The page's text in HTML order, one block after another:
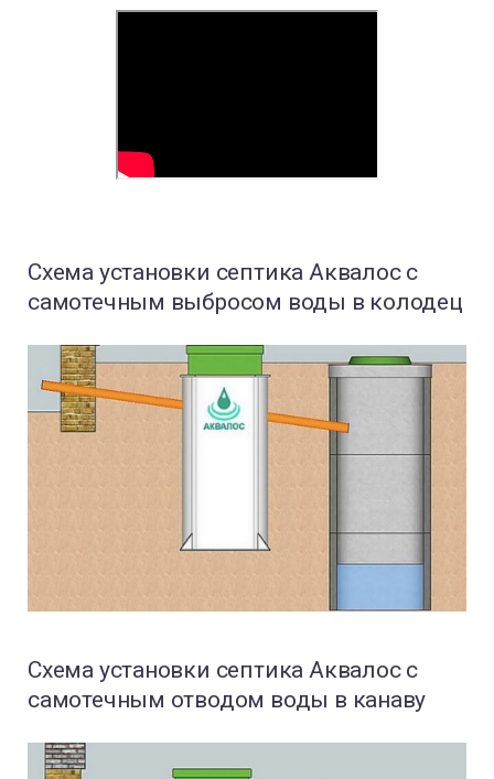
Схема установки септика Аквалос с
самотечным выбросом воды в колодец
Схема установки септика Аквалос с
самотечным отводом воды в канаву